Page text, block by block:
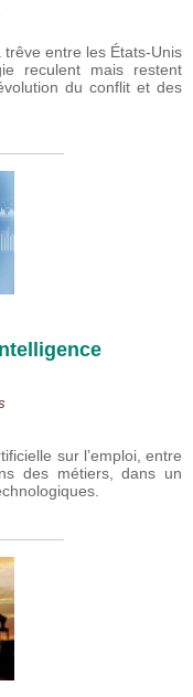
entre les États-Unis
reculent mais restent
du conflit et des
sur l’emploi, entre
des métiers, dans un